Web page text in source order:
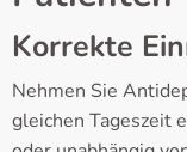
Korrekte
Nehmen Sie
gleichen Tageszeit